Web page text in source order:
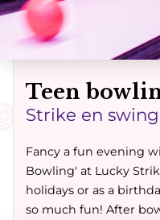
Teen
Strike en swing
Fancy a fun evening
Bowling' at Lucky
holidays or as a
so much fun! After